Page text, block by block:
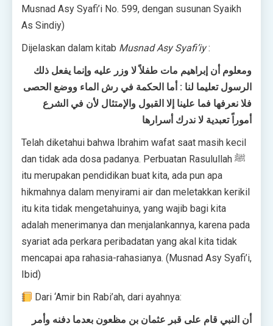
Musnad Asy Syafi’i No. 599, dengan susunan Syaikh
As Sindiy)
Dijelaskan dalam kitab Musnad Asy Syafi’iy:
ومعلوم أن إبراهيم مات طفلاً لا وزر عليه وإنما يفعل ذلك
الرسول تعليما لنا : أما الحكمة في رش الماء ووضع الحصى
فلا نعرفها فما علينا إلا القبول والإمتثال لأن في الشرع
أموراً تعبدية لا ندرك أسرارها
Telah diketahui bahwa Ibrahim wafat saat masih kecil
dan tidak ada dosa padanya. Perbuatan Rasulullah ﷺ
itu merupakan pendidikan buat kita, ada pun apa
hikmahnya dalam menyirami air dan meletakkan kerikil
itu kita tidak mengetahuinya, yang wajib bagi kita
adalah menerimanya dan menjalankannya, karena pada
syariat ada perkara peribadatan yang akal kita tidak
mencapai apa rahasia-rahasianya. (Musnad Asy Syafi’i,
Ibid)
Dari ‘Amir bin Rabi’ah, dari ayahnya:
أن النبي قام على قبر عثمان بن مظعون بعدما دفنه وأمر